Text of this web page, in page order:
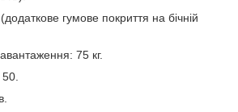
гумове покриття на бічній
75 кг.